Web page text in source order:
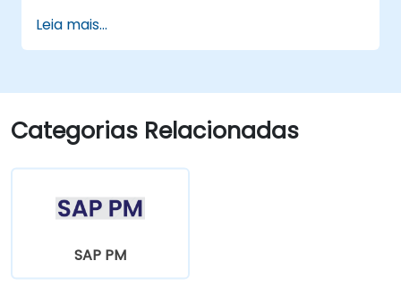
Leia mais...
Categorias Relacionadas
SAP PM